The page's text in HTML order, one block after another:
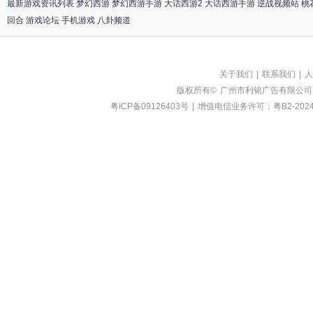
最新游戏资讯列表 梦幻西游 梦幻西游手游 大话西游2 大话西游手游 逆战视频站 桃
回合 游戏论坛 手机游戏 八卦频道
关于我们 联系我们
版权所有© 广州市利铭广告有限公司
粤ICP备09126403号
增值电信业务许可：粤B2-